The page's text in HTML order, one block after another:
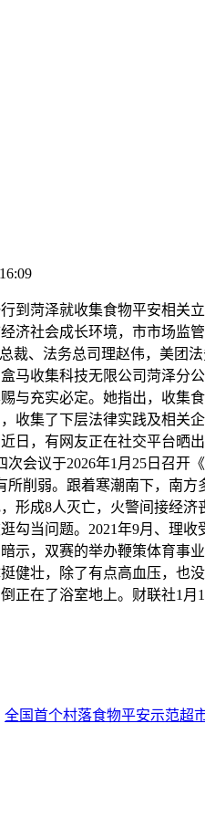
菏泽就收集食物平安相关
济社会成长环境，市市场
裁、法务总司理赵伟，美
马收集科技无限公司菏泽
与充实必定。她指出，收
收集了下层法律实践及相
日，有网友正在社交平台
会议于2026年1月25日召
削弱。跟着寒潮南下，南
形成8人灭亡，火警间接经
勾当问题。2021年9月、理
示，双赛的举办鞭策体育
健壮，除了有点高血压，
在了浴室地上。财联社1
全国首个村落食物平安示范超